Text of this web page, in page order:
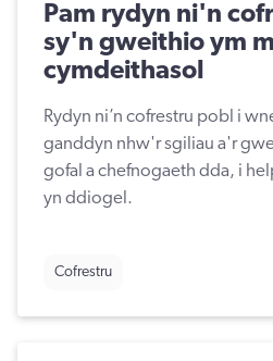
Pam rydyn ni'n
sy'n gweithio ym
cymdeithasol
Rydyn ni’n cofrestru pobl i
ganddyn nhw'r sgiliau a'r
gofal a chefnogaeth dda, i
yn ddiogel.
Cofrestru